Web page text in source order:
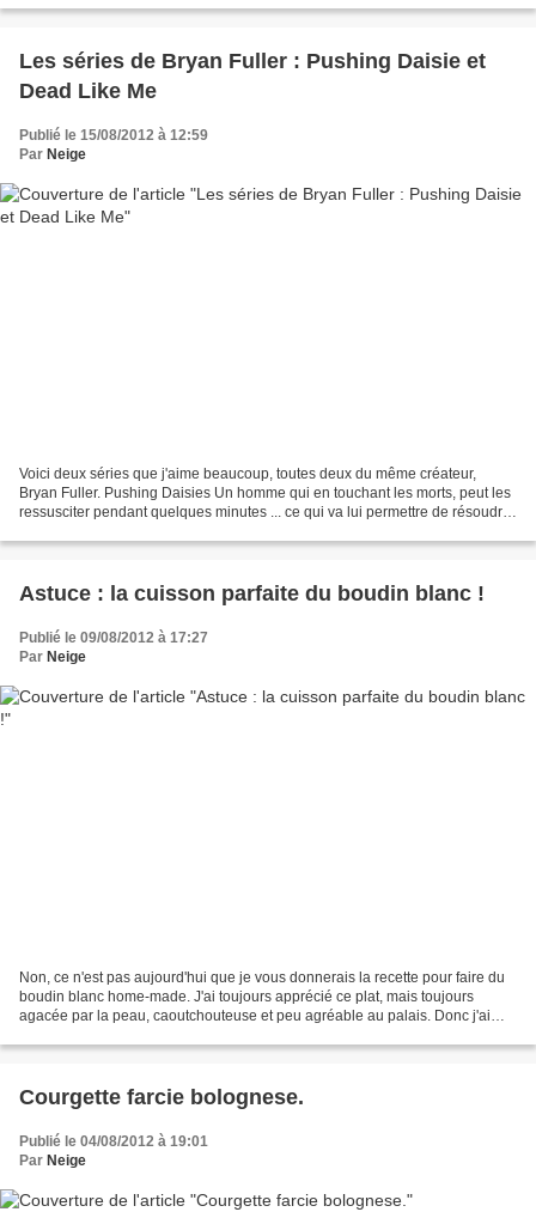
Les séries de Bryan Fuller : Pushing Daisie et
Dead Like Me
Publié le 15/08/2012 à 12:59
Par Neige
Voici deux séries que j'aime beaucoup, toutes deux du même créateur,
Bryan Fuller. Pushing Daisies Un homme qui en touchant les morts, peut les
ressusciter pendant quelques minutes ... ce qui va lui permettre de résoudre
Astuce : la cuisson parfaite du boudin blanc !
Publié le 09/08/2012 à 17:27
Par Neige
Non, ce n'est pas aujourd'hui que je vous donnerais la recette pour faire du
boudin blanc home-made. J'ai toujours apprécié ce plat, mais toujours
agacée par la peau, caoutchouteuse et peu agréable au palais. Donc j'ai
Courgette farcie bolognese.
Publié le 04/08/2012 à 19:01
Par Neige